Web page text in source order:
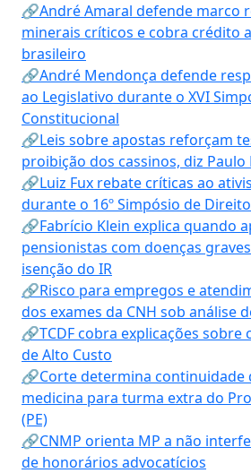
🔗André Amaral defende marco
minerais críticos e cobra crédito
brasileiro
🔗André Mendonça defende
ao Legislativo durante o XVI
Constitucional
🔗Leis sobre apostas reforçam
proibição dos cassinos, diz Paulo
🔗Luiz Fux rebate críticas ao
durante o 16º Simpósio de
🔗Fabrício Klein explica quando
pensionistas com doenças
isenção do IR
🔗Risco para empregos e
dos exames da CNH sob análise
🔗TCDF cobra explicações sobre
de Alto Custo
🔗Corte determina continuidade
medicina para turma extra do
(PE)
🔗CNMP orienta MP a não
de honorários advocatícios